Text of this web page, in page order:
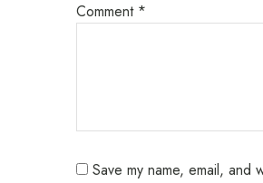
Comment *
Save my name, email, and